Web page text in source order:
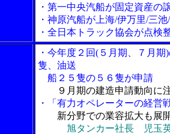
・第一中央汽船が固定資産の
・神原汽船が上海/伊万里/三
・全日本トラック協会が点検
・今年度２回(５月期、７月期
隻、油送
船２５隻の５６隻が申請
９月期の建造申請動向に
・「有力オペレーターの経営
新分野での業容拡大も展
旭タンカー社長 児玉